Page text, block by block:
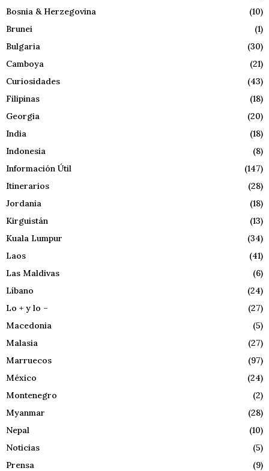
Bosnia & Herzegovina
(10)
Brunei
(1)
Bulgaria
(30)
Camboya
(21)
Curiosidades
(43)
Filipinas
(18)
Georgia
(20)
India
(18)
Indonesia
(8)
Información Útil
(147)
Itinerarios
(28)
Jordania
(18)
Kirguistán
(13)
Kuala Lumpur
(34)
Laos
(41)
Las Maldivas
(6)
Líbano
(24)
Lo + y lo –
(27)
Macedonia
(5)
Malasia
(27)
Marruecos
(97)
México
(24)
Montenegro
(2)
Myanmar
(28)
Nepal
(10)
Noticias
(5)
Prensa
(9)